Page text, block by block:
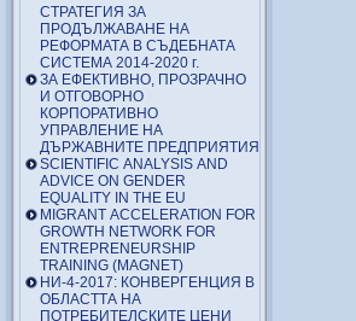
СТРАТЕГИЯ ЗА
ПРОДЪЛЖАВАНЕ НА
РЕФОРМАТА В СЪДЕБНАТА
СИСТЕМА 2014-2020 г.
ЗА ЕФЕКТИВНО, ПРОЗРАЧНО
И ОТГОВОРНО
КОРПОРАТИВНО
УПРАВЛЕНИЕ НА
ДЪРЖАВНИТЕ ПРЕДПРИЯТИЯ
SCIENTIFIC ANALYSIS AND
ADVICE ON GENDER
EQUALITY IN THE EU
MIGRANT ACCELERATION FOR
GROWTH NETWORK FOR
ENTREPRENEURSHIP
TRAINING (MAGNET)
НИ-4-2017: КОНВЕРГЕНЦИЯ В
ОБЛАСТТА НА
ПОТРЕБИТЕЛСКИТЕ ЦЕНИ